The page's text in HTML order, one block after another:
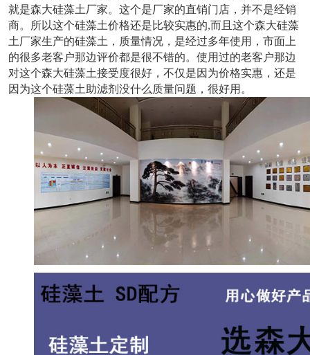
就是森大硅藻土厂家。这个是厂家的直销门店，并不是经销
商。所以这个硅藻土价格还是比较实惠的,而且这个森大硅藻
土厂家生产的硅藻土，质量情况，是经过多年使用，市面上
的很多老客户那边评价都是很不错的。使用过的老客户那边
对这个森大硅藻土接受度很好，不仅是因为价格实惠，还是
因为这个硅藻土助滤剂没什么质量问题，很好用。